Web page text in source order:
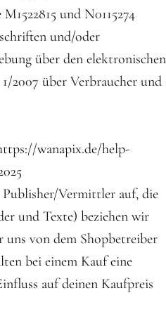
und N0115274
und/oder
über den elektronischen
2007 über Verbraucher und
wanapix.de/help-
Vermittler auf, die
und Texte) beziehen wir
uns von dem Shopbetreiber
bei einem Kauf eine
auf deinen Kaufpreis